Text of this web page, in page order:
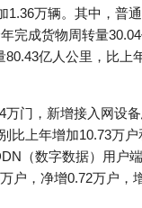
万辆。其中，普
完成货物周转量
亿人公里，比
门，新增接入网设
比上年增加10.73万
（数字数据）用户
户，净增0.72万户